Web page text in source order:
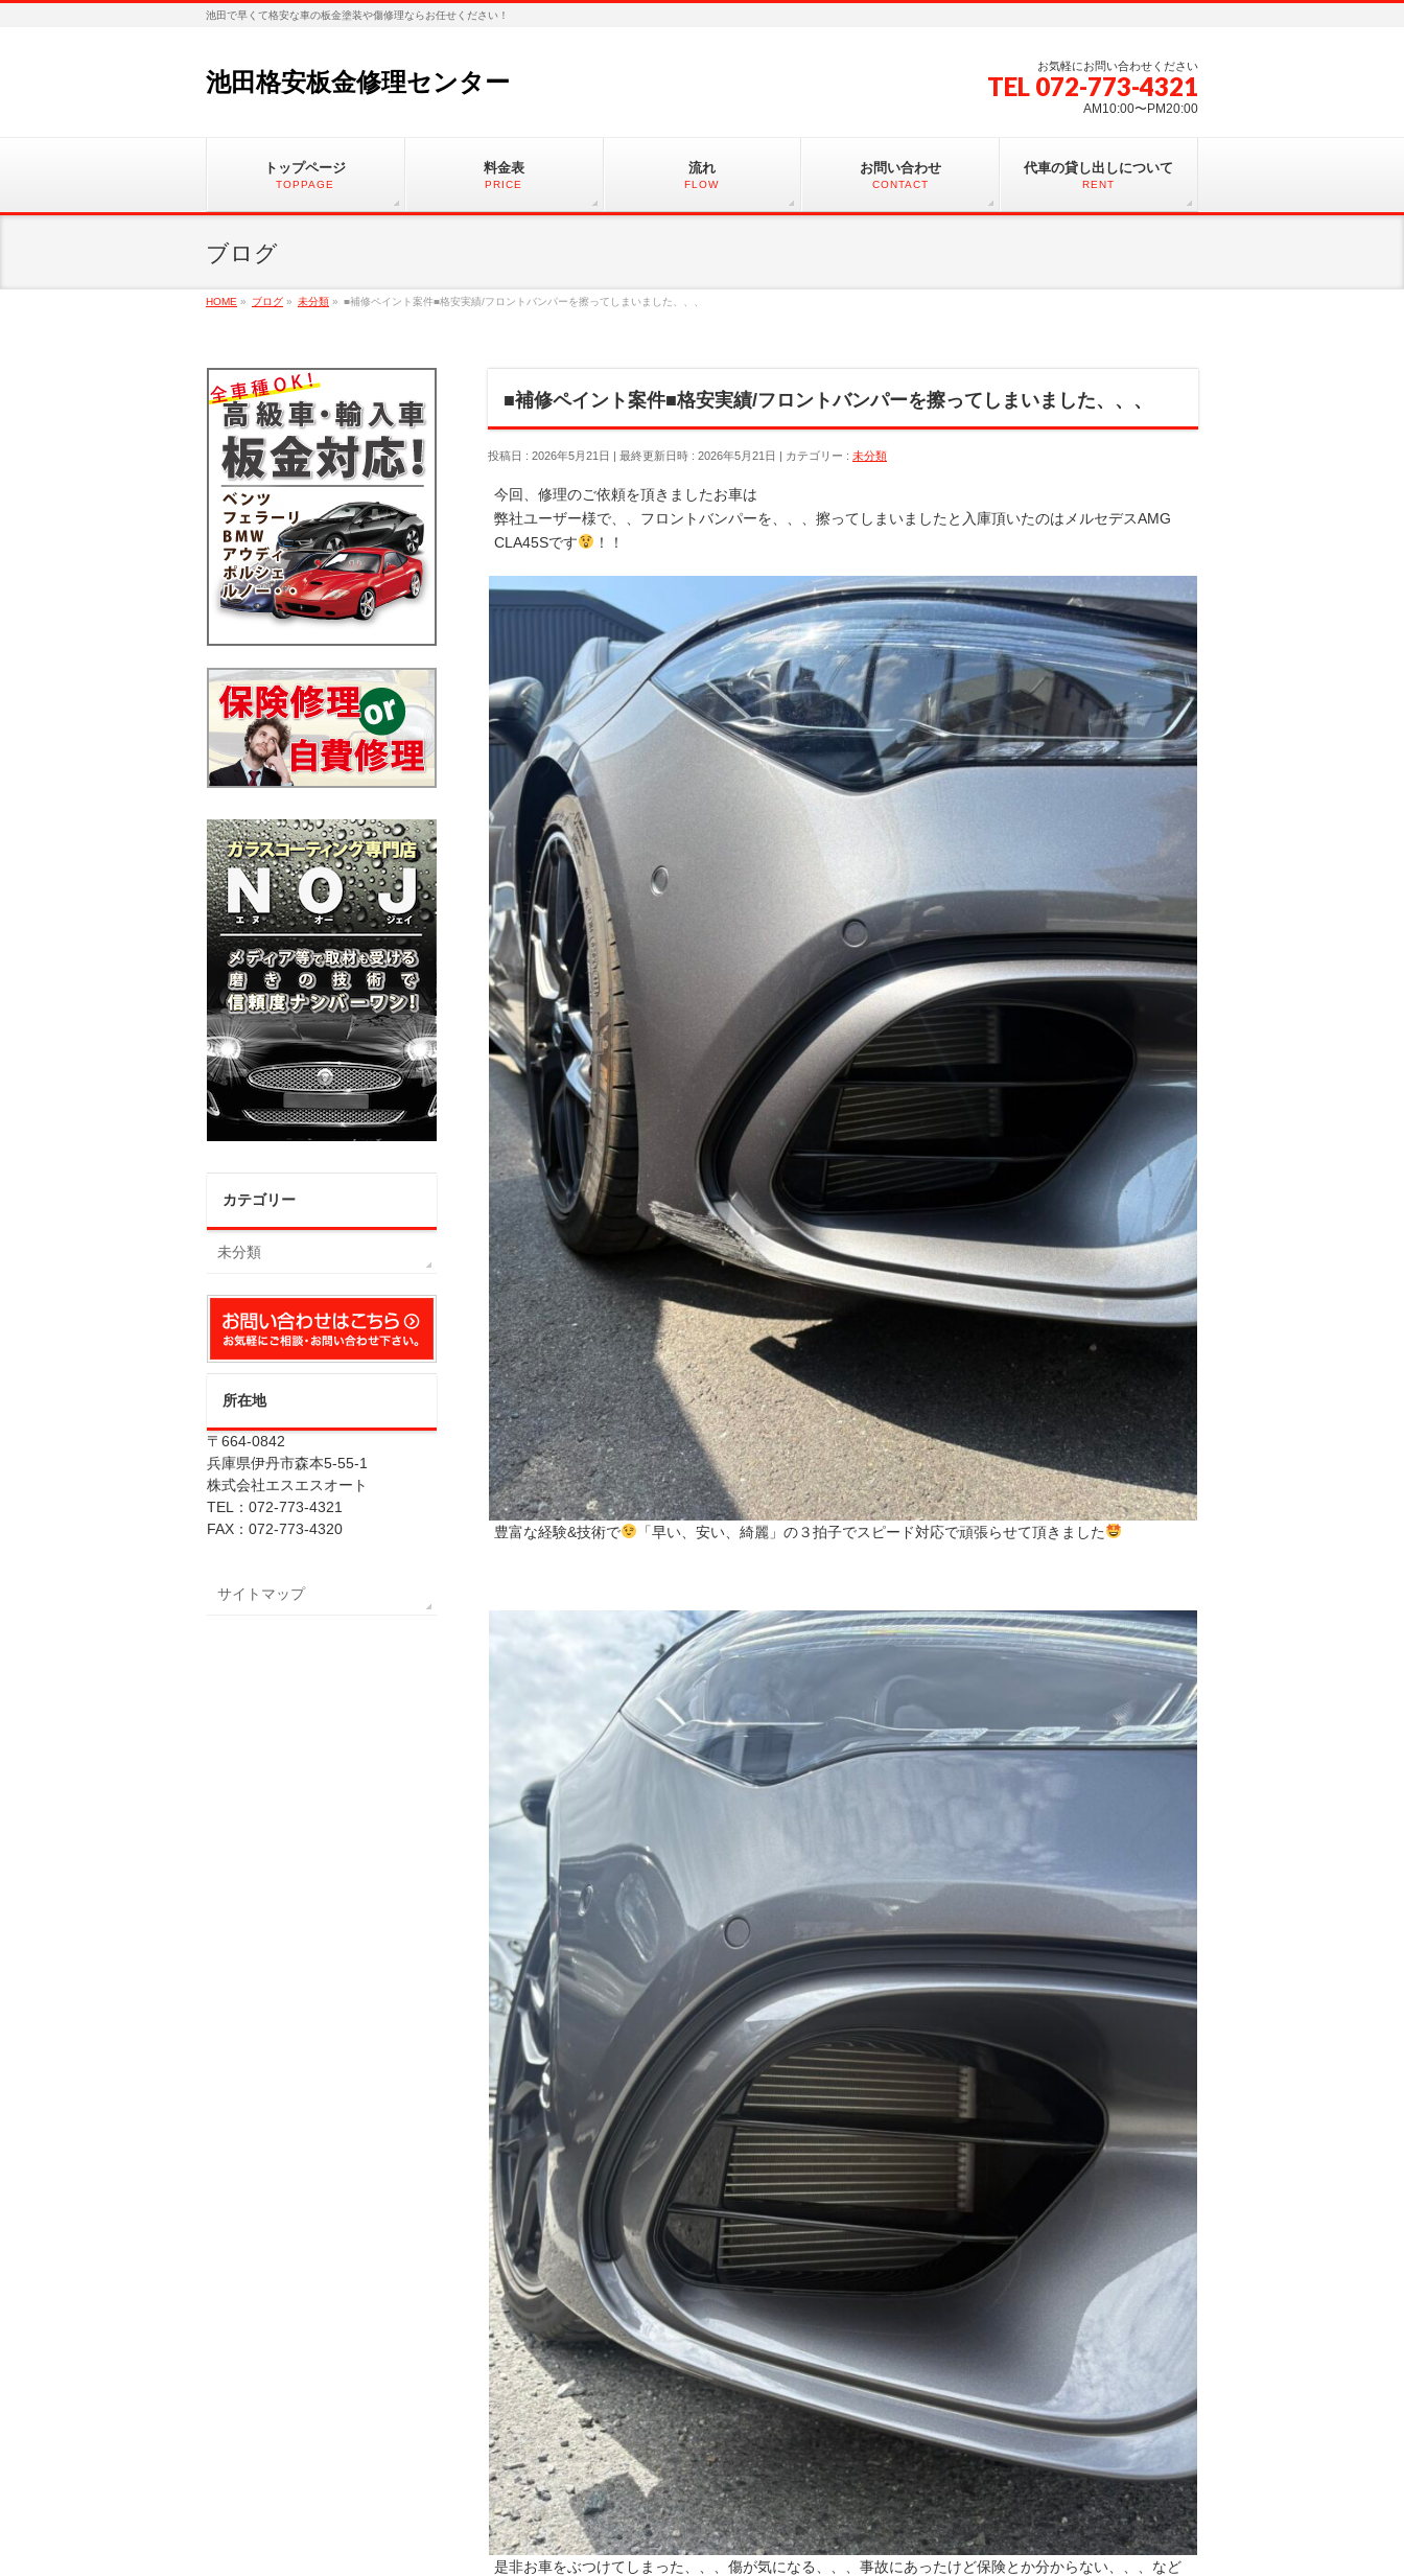
池田で早くて格安な車の板金塗装や傷修理ならお任せください！
池田格安板金修理センター
お気軽にお問い合わせください
TEL 072-773-4321
AM10:00〜PM20:00
トップページ
TOPPAGE
料金表
PRICE
流れ
FLOW
お問い合わせ
CONTACT
代車の貸し出しについて
RENT
ブログ
HOME » ブログ » 未分類 » ■補修ペイント案件■格安実績/フロントバンパーを擦ってしまいました、、、
■補修ペイント案件■格安実績/フロントバンパーを擦ってしまいました、、、
投稿日 : 2026年5月21日 最終更新日時 : 2026年5月21日 カテゴリー : 未分類
今回、修理のご依頼を頂きましたお車は
弊社ユーザー様で、、フロントバンパーを、、、擦ってしまいましたと入庫頂いたのはメルセデスAMG
CLA45Sです
！！
豊富な経験&技術で 「早い、安い、綺麗」の３拍子でスピード対応で頑張らせて頂きました
是非お車をぶつけてしまった、、、傷が気になる、、、事故にあったけど保険とか分からない、、、など
カテゴリー
未分類
所在地
〒664-0842
兵庫県伊丹市森本5-55-1
株式会社エスエスオート
TEL：072-773-4321
FAX：072-773-4320
サイトマップ